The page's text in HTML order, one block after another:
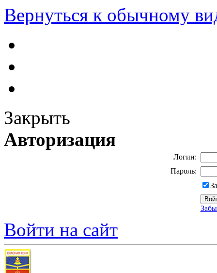
Вернуться к обычному
Закрыть
Авторизация
Логин:
Пароль:
Войти на сайт